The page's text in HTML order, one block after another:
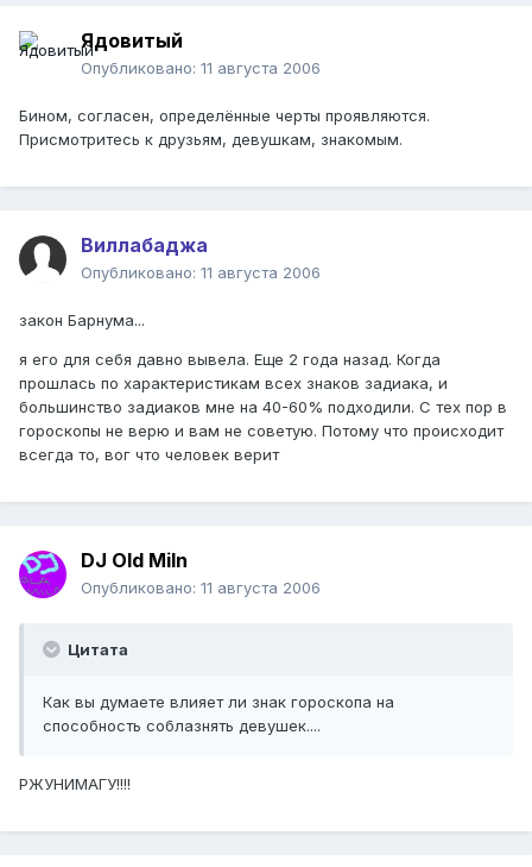
Ядовитый
Опубликовано: 11 августа 2006
Бином, согласен, определённые черты проявляются.
Присмотритесь к друзьям, девушкам, знакомым.
Виллабаджа
Опубликовано: 11 августа 2006
закон Барнума...
я его для себя давно вывела. Еще 2 года назад. Когда
прошлась по характеристикам всех знаков задиака, и
большинство задиаков мне на 40-60% подходили. С тех пор в
гороскопы не верю и вам не советую. Потому что происходит
всегда то, вог что человек верит
DJ Old Miln
Опубликовано: 11 августа 2006
Цитата
Как вы думаете влияет ли знак гороскопа на
способность соблазнять девушек....
РЖУНИМАГУ!!!!